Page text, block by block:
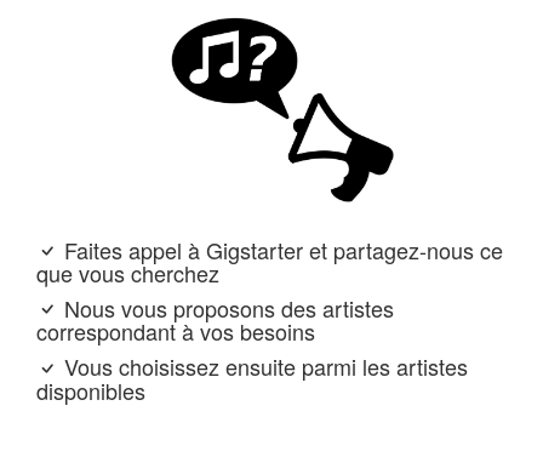
Faites appel à Gigstarter et partagez-nous ce
que vous cherchez
Nous vous proposons des artistes
correspondant à vos besoins
Vous choisissez ensuite parmi les artistes
disponibles